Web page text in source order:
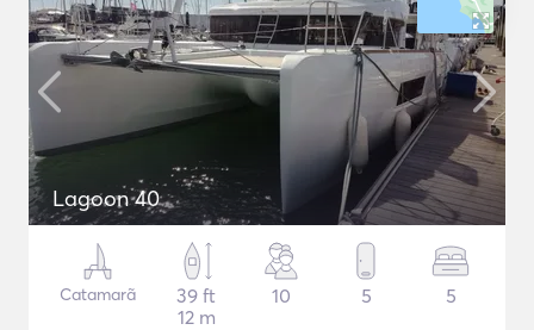
Lagoon 40
Catamarã
39 ft
12 m
10 5 5